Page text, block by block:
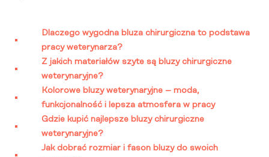
Dlaczego wygodna bluza chirurgiczna to podstawa
pracy weterynarza?
Z jakich materiałów szyte są bluzy chirurgiczne
weterynaryjne?
Kolorowe bluzy weterynaryjne – moda,
funkcjonalność i lepsza atmosfera w pracy
Gdzie kupić najlepsze bluzy chirurgiczne
weterynaryjne?
Jak dobrać rozmiar i fason bluzy do swoich